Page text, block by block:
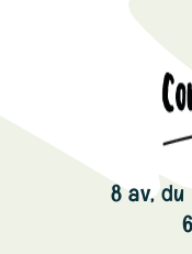
8 av, du